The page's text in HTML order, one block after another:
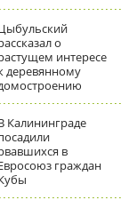
о
интересе
деревянному
Калининграде
в
граждан